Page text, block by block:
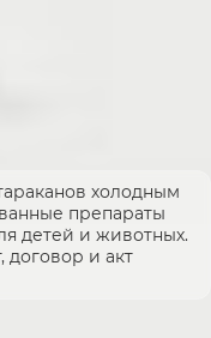
холодным
препараты
детей и животных.
договор и акт